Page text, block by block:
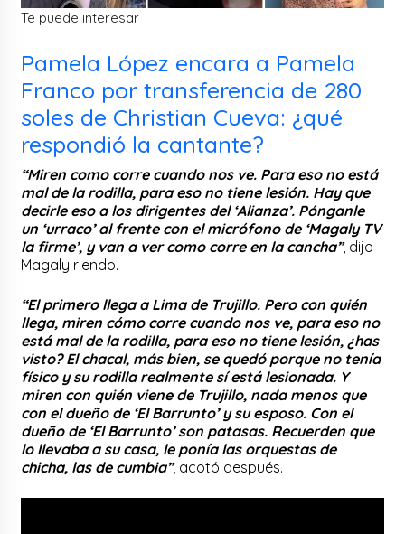
Te puede interesar
Pamela López encara a Pamela
Franco por transferencia de 280
soles de Christian Cueva: ¿qué
respondió la cantante?
“Miren como corre cuando nos ve. Para eso no está
mal de la rodilla, para eso no tiene lesión. Hay que
decirle eso a los dirigentes del ‘Alianza’. Pónganle
un ‘urraco’ al frente con el micrófono de ‘Magaly TV
la firme’, y van a ver como corre en la cancha”, dijo
Magaly riendo.
“El primero llega a Lima de Trujillo. Pero con quién
llega, miren cómo corre cuando nos ve, para eso no
está mal de la rodilla, para eso no tiene lesión, ¿has
visto? El chacal, más bien, se quedó porque no tenía
físico y su rodilla realmente sí está lesionada. Y
miren con quién viene de Trujillo, nada menos que
con el dueño de ‘El Barrunto’ y su esposo. Con el
dueño de ‘El Barrunto’ son patasas. Recuerden que
lo llevaba a su casa, le ponía las orquestas de
chicha, las de cumbia”, acotó después.